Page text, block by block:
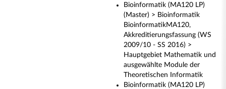
Bioinformatik (MA120 LP)
(Master) > Bioinformatik
BioinformatikMA120,
Akkreditierungsfassung (WS
2009/10 - SS 2016) >
Hauptgebiet Mathematik und
ausgewählte Module der
Theoretischen Informatik
Bioinformatik (MA120 LP)